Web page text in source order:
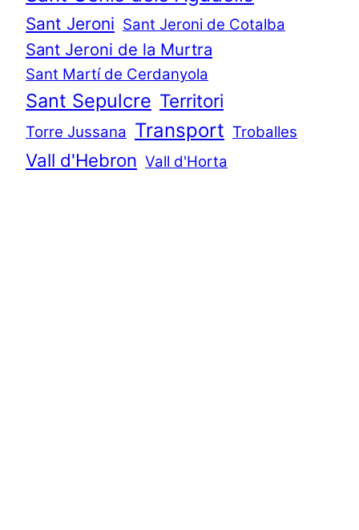
Sant Jeroni Sant Jeroni de Cotalba
Sant Jeroni de la Murtra
Sant Martí de Cerdanyola
Sant Sepulcre Territori
Torre Jussana Transport Troballes
Vall d'Hebron Vall d'Horta